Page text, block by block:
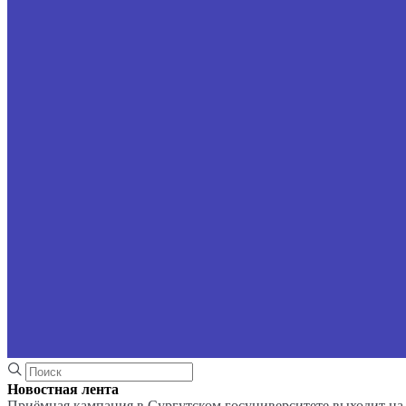
Новостная лента